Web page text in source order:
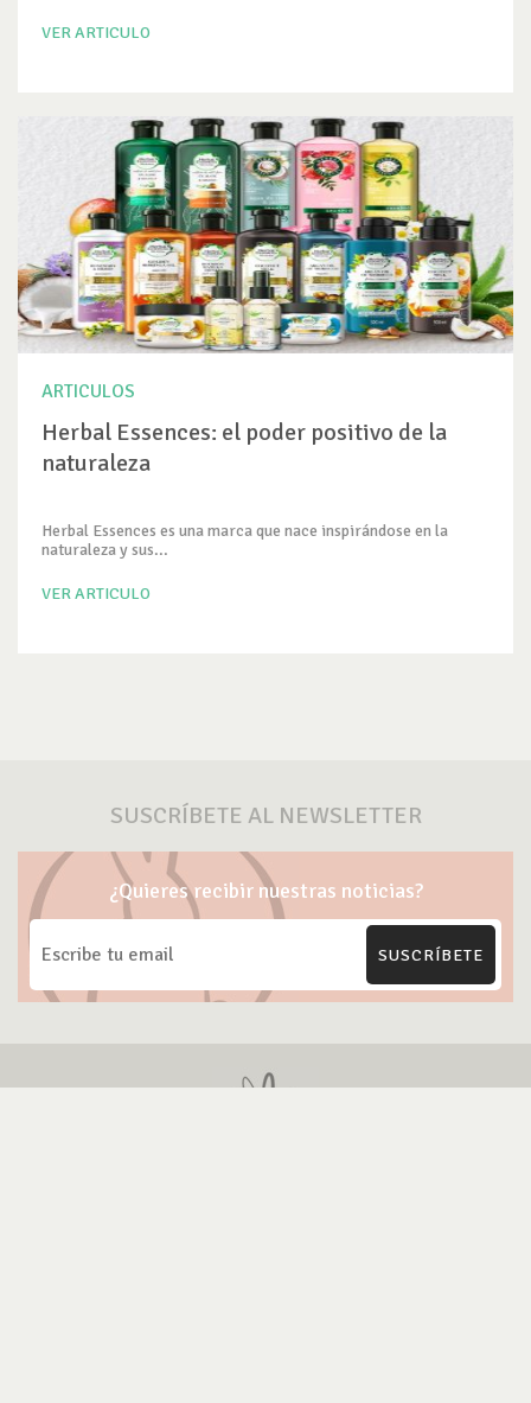
VER ARTICULO
ARTICULOS
Herbal Essences: el poder positivo de la
naturaleza
Herbal Essences es una marca que nace inspirándose en la
naturaleza y sus...
VER ARTICULO
SUSCRÍBETE AL NEWSLETTER
¿Quieres recibir nuestras noticias?
SUSCRÍBETE